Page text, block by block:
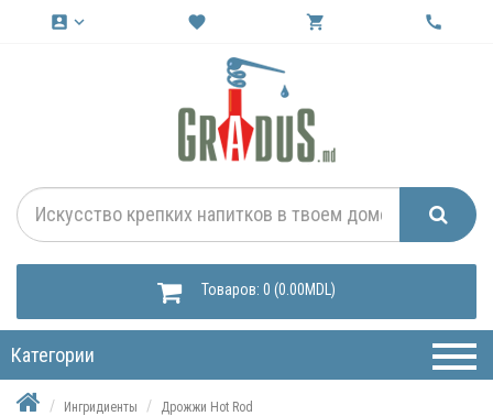
account_box keyboard_arrow_down favorite shopping_cart call
Товаров: 0 (0.00MDL)
Категории
Ингридиенты
Дрожжи Hot Rod